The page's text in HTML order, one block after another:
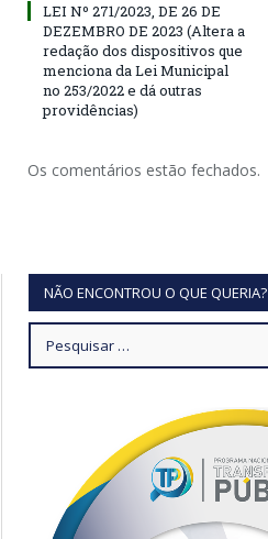
LEI Nº 271/2023, DE 26 DE
DEZEMBRO DE 2023 (Altera a
redação dos dispositivos que
menciona da Lei Municipal
no 253/2022 e dá outras
providências)
Os comentários estão fechados.
NÃO ENCONTROU O QUE QUERIA?